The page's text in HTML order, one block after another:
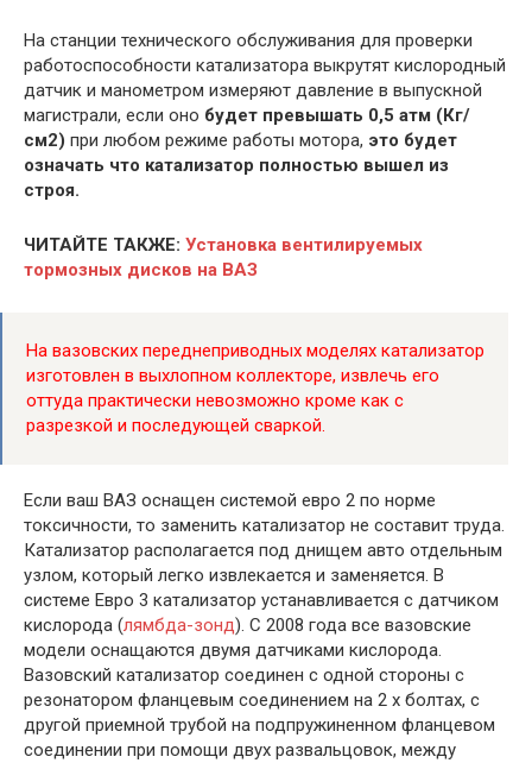
На станции технического обслуживания для проверки
работоспособности катализатора выкрутят кислородный
датчик и манометром измеряют давление в выпускной
магистрали, если оно будет превышать 0,5 атм (Кг/
см2) при любом режиме работы мотора, это будет
означать что катализатор полностью вышел из
строя.
ЧИТАЙТЕ ТАКЖЕ: Установка вентилируемых
тормозных дисков на ВАЗ
На вазовских переднеприводных моделях катализатор
изготовлен в выхлопном коллекторе, извлечь его
оттуда практически невозможно кроме как с
разрезкой и последующей сваркой.
Если ваш ВАЗ оснащен системой евро 2 по норме
токсичности, то заменить катализатор не составит труда.
Катализатор располагается под днищем авто отдельным
узлом, который легко извлекается и заменяется. В
системе Евро 3 катализатор устанавливается с датчиком
кислорода (лямбда-зонд). С 2008 года все вазовские
модели оснащаются двумя датчиками кислорода.
Вазовский катализатор соединен с одной стороны с
резонатором фланцевым соединением на 2 х болтах, с
другой приемной трубой на подпружиненном фланцевом
соединении при помощи двух развальцовок, между